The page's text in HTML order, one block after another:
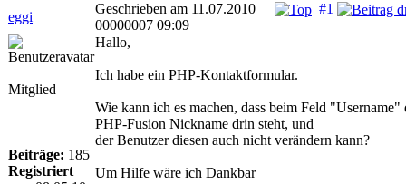
eggi
#1
Geschrieben am 11.07.2010
00000007 09:09
Mitglied
Beiträge: 185
Registriert
Hallo,
Ich habe ein PHP-Kontaktformular.
Wie kann ich es machen, dass beim Feld "Username"
PHP-Fusion Nickname drin steht, und
der Benutzer diesen auch nicht verändern kann?
Um Hilfe wäre ich Dankbar